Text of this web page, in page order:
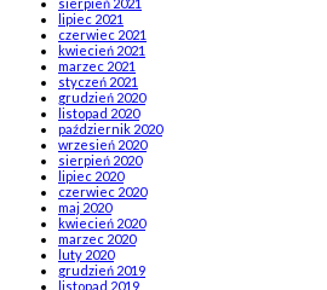
sierpień 2021
lipiec 2021
czerwiec 2021
kwiecień 2021
marzec 2021
styczeń 2021
grudzień 2020
listopad 2020
październik 2020
wrzesień 2020
sierpień 2020
lipiec 2020
czerwiec 2020
maj 2020
kwiecień 2020
marzec 2020
luty 2020
grudzień 2019
listopad 2019